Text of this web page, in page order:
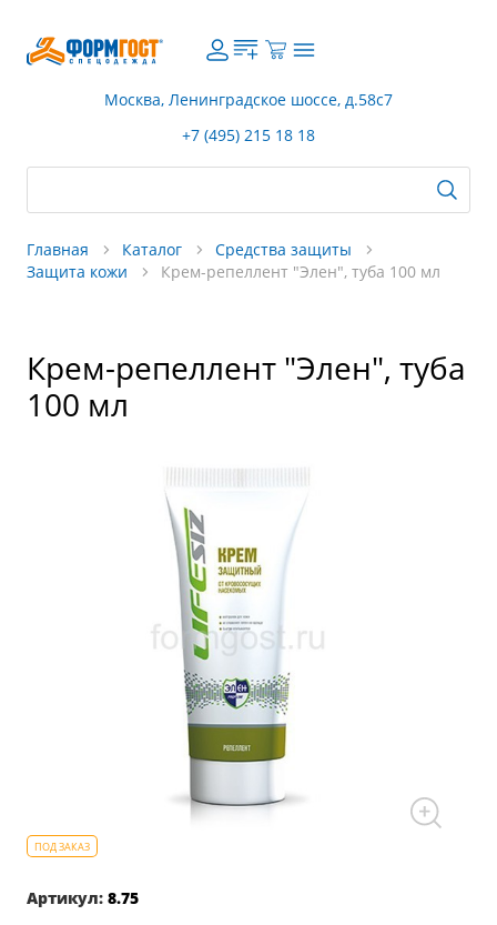
Москва, Ленинградское шоссе, д.58с7
+7 (495) 215 18 18
Главная Каталог
Средства защиты
Защита кожи
Крем-репеллент "Элен", туба 100 мл
Крем-репеллент "Элен", туба
100 мл
Артикул: 8.75